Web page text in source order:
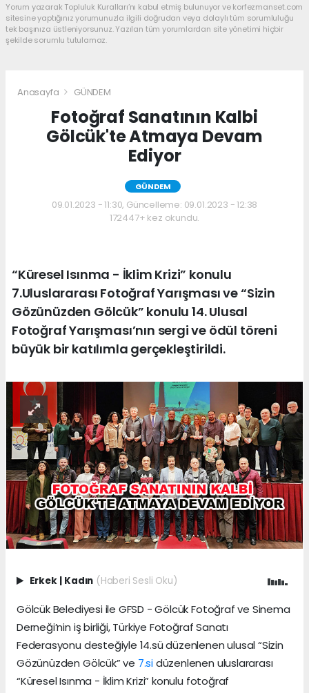
Yorum yazarak Topluluk Kuralları’nı kabul etmiş bulunuyor ve korfezmanset.com
sitesine yaptığınız yorumunuzla ilgili doğrudan veya dolaylı tüm sorumluluğu
tek başınıza üstleniyorsunuz. Yazılan tüm yorumlardan site yönetimi hiçbir
şekilde sorumlu tutulamaz.
Anasayfa GÜNDEM
Fotoğraf Sanatının Kalbi
Gölcük'te Atmaya Devam
Ediyor
GÜNDEM
09.01.2023 - 11:30, Güncelleme: 09.01.2023 - 12:38
172447+ kez okundu.
“Küresel Isınma - İklim Krizi” konulu
7.Uluslararası Fotoğraf Yarışması ve “Sizin
Gözünüzden Gölcük” konulu 14. Ulusal
Fotoğraf Yarışması’nın sergi ve ödül töreni
büyük bir katılımla gerçekleştirildi.
Erkek | Kadın (Haberi Sesli Oku)
Gölcük Belediyesi ile GFSD - Gölcük Fotoğraf ve Sinema
Derneği’nin iş birliği, Türkiye Fotoğraf Sanatı
Federasyonu desteğiyle 14.sü düzenlenen ulusal “Sizin
Gözünüzden Gölcük” ve 7.sidüzenlenen uluslararası
“Küresel Isınma - İklim Krizi” konulu fotoğraf